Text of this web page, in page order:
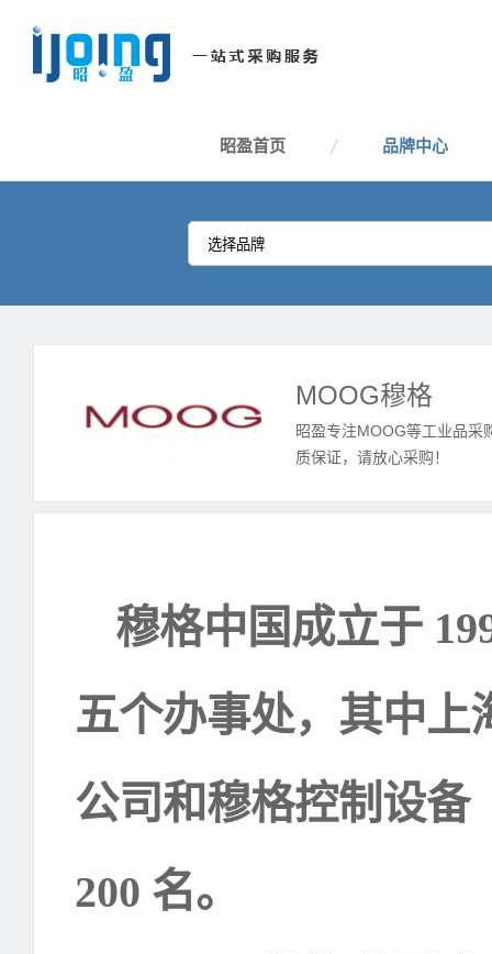
昭盈首页 品牌中心
MOOG穆格
昭盈专注MOOG等工业品采
质保证，请放心采购！
穆格中国成立于
五个办事处，其中上
公司和穆格控制设备
200 名。